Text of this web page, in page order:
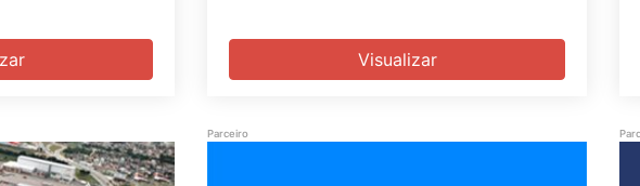
Visualizar
Parceiro